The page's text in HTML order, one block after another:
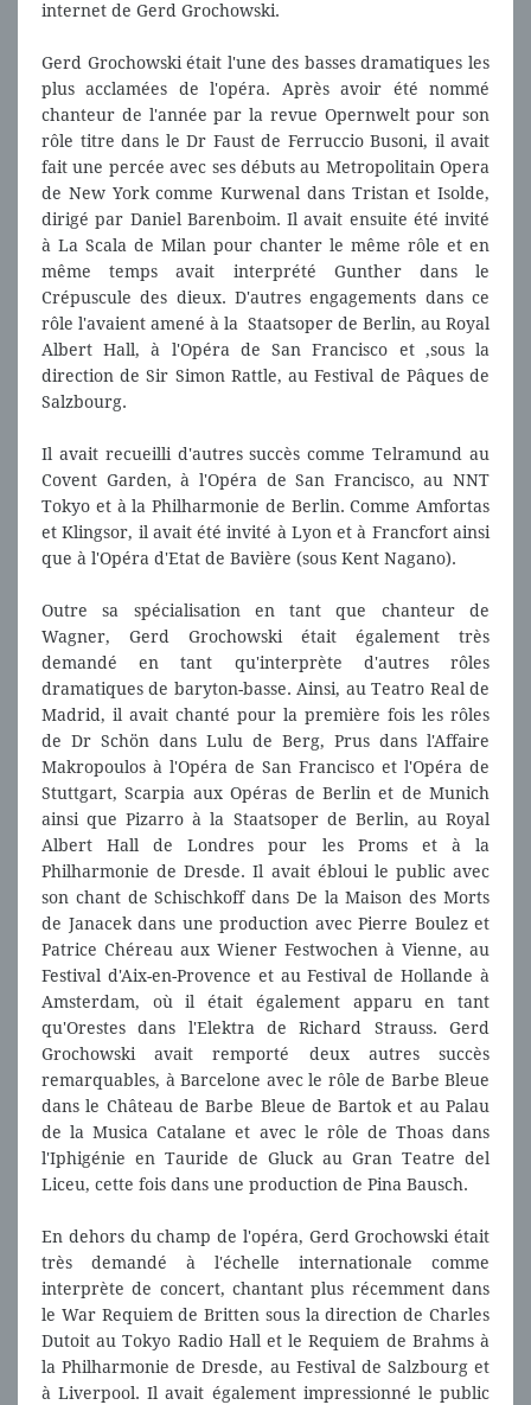
internet de Gerd Grochowski.
Gerd Grochowski était l'une des basses dramatiques les
plus acclamées de l'opéra. Après avoir été nommé
chanteur de l'année par la revue Opernwelt pour son
rôle titre dans le Dr Faust de Ferruccio Busoni, il avait
fait une percée avec ses débuts au Metropolitain Opera
de New York comme Kurwenal dans Tristan et Isolde,
dirigé par Daniel Barenboim. Il avait ensuite été invité
à La Scala de Milan pour chanter le même rôle et en
même temps avait interprété Gunther dans le
Crépuscule des dieux. D'autres engagements dans ce
rôle l'avaient amené à la Staatsoper de Berlin, au Royal
Albert Hall, à l'Opéra de San Francisco et ,sous la
direction de Sir Simon Rattle, au Festival de Pâques de
Salzbourg.
Il avait recueilli d'autres succès comme Telramund au
Covent Garden, à l'Opéra de San Francisco, au NNT
Tokyo et à la Philharmonie de Berlin. Comme Amfortas
et Klingsor, il avait été invité à Lyon et à Francfort ainsi
que à l'Opéra d'Etat de Bavière (sous Kent Nagano).
Outre sa spécialisation en tant que chanteur de
Wagner, Gerd Grochowski était également très
demandé en tant qu'interprète d'autres rôles
dramatiques de baryton-basse. Ainsi, au Teatro Real de
Madrid, il avait chanté pour la première fois les rôles
de Dr Schön dans Lulu de Berg, Prus dans l'Affaire
Makropoulos à l'Opéra de San Francisco et l'Opéra de
Stuttgart, Scarpia aux Opéras de Berlin et de Munich
ainsi que Pizarro à la Staatsoper de Berlin, au Royal
Albert Hall de Londres pour les Proms et à la
Philharmonie de Dresde. Il avait ébloui le public avec
son chant de Schischkoff dans De la Maison des Morts
de Janacek dans une production avec Pierre Boulez et
Patrice Chéreau aux Wiener Festwochen à Vienne, au
Festival d'Aix-en-Provence et au Festival de Hollande à
Amsterdam, où il était également apparu en tant
qu'Orestes dans l'Elektra de Richard Strauss. Gerd
Grochowski avait remporté deux autres succès
remarquables, à Barcelone avec le rôle de Barbe Bleue
dans le Château de Barbe Bleue de Bartok et au Palau
de la Musica Catalane et avec le rôle de Thoas dans
l'Iphigénie en Tauride de Gluck au Gran Teatre del
Liceu, cette fois dans une production de Pina Bausch.
En dehors du champ de l'opéra, Gerd Grochowski était
très demandé à l'échelle internationale comme
interprète de concert, chantant plus récemment dans
le War Requiem de Britten sous la direction de Charles
Dutoit au Tokyo Radio Hall et le Requiem de Brahms à
la Philharmonie de Dresde, au Festival de Salzbourg et
à Liverpool. Il avait également impressionné le public